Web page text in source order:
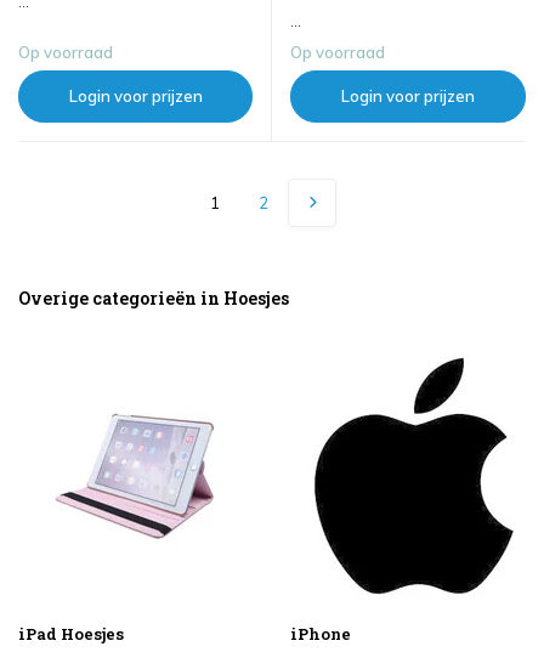
Op voorraad
Login voor prijzen
...
Op voorraad
Login voor prijzen
1 2
Overige categorieën in Hoesjes
iPad Hoesjes iPhone